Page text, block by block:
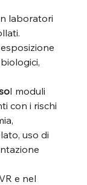
laboratori
I moduli
con i rischi
uso di
e nel